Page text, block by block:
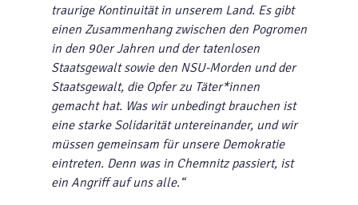
traurige Kontinuität in unserem Land. Es gibt
einen Zusammenhang zwischen den Pogromen
in den 90er Jahren und der tatenlosen
Staatsgewalt sowie den NSU-Morden und der
Staatsgewalt, die Opfer zu Täter*innen
gemacht hat. Was wir unbedingt brauchen ist
eine starke Solidarität untereinander, und wir
müssen gemeinsam für unsere Demokratie
eintreten. Denn was in Chemnitz passiert, ist
ein Angriff auf uns alle.“